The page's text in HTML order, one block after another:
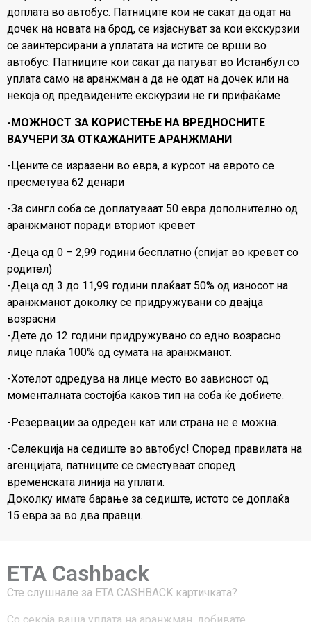
доплата во автобус. Патниците кои не сакат да одат на
дочек на новата на брод, се изјаснуват за кои екскурзии
се заинтерсирани а уплатата на истите се врши во
автобус. Патниците кои сакат да патуват во Истанбул со
уплата само на аранжман a да не одат на дочек или на
некоја од предвидените екскурзии не ги прифаќаме
-МОЖНОСТ ЗА КОРИСТЕЊЕ НА ВРЕДНОСНИТЕ
ВАУЧЕРИ ЗА ОТКАЖАНИТЕ АРАНЖМАНИ
-Цените се изразени во евра, а курсот на еврото се
пресметува 62 денари
-За сингл соба се доплатуваат 50 евра дополнително од
аранжманот поради вториот кревет
-Деца од 0 – 2,99 години бесплатно (спијат во кревет со
родител)
-Деца од 3 до 11,99 години плаќаат 50% од износот на
аранжманот доколку се придружувани со двајца
возрасни
-Дете до 12 години придружувано со едно возрасно
лице плаќа 100% од сумата на аранжманот.
-Хотелот одредува на лице место во зависност од
моменталната состојба каков тип на соба ќе добиете.
-Резервации за одреден кат или страна не е можна.
-Селекција на седиште во автобус! Според правилата на
агенцијата, патниците се сместуваат според
временската линија на уплати.
Доколку имате барање за седиште, истото се доплаќа
15 евра за во два правци.
ETA Cashback
Сте слушнале за ЕТА CASHBACK картичката?